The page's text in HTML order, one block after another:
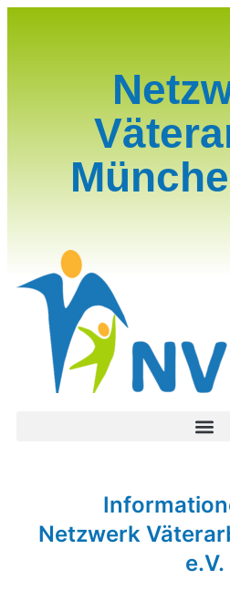
Netzwerk
e.V.